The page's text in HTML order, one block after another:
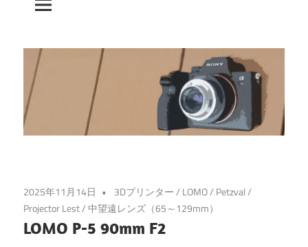
2025年11月14日 3Dプリンター/ LOMO/ Petzval/
Projector Lest/中望遠レンズ（65～129mm）
LOMO P-5 90mm F2